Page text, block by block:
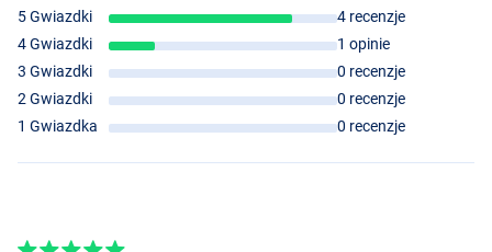
5 Gwiazdki
4 recenzje
4 Gwiazdki
1 opinie
3 Gwiazdki
0 recenzje
2 Gwiazdki
0 recenzje
1 Gwiazdka
0 recenzje